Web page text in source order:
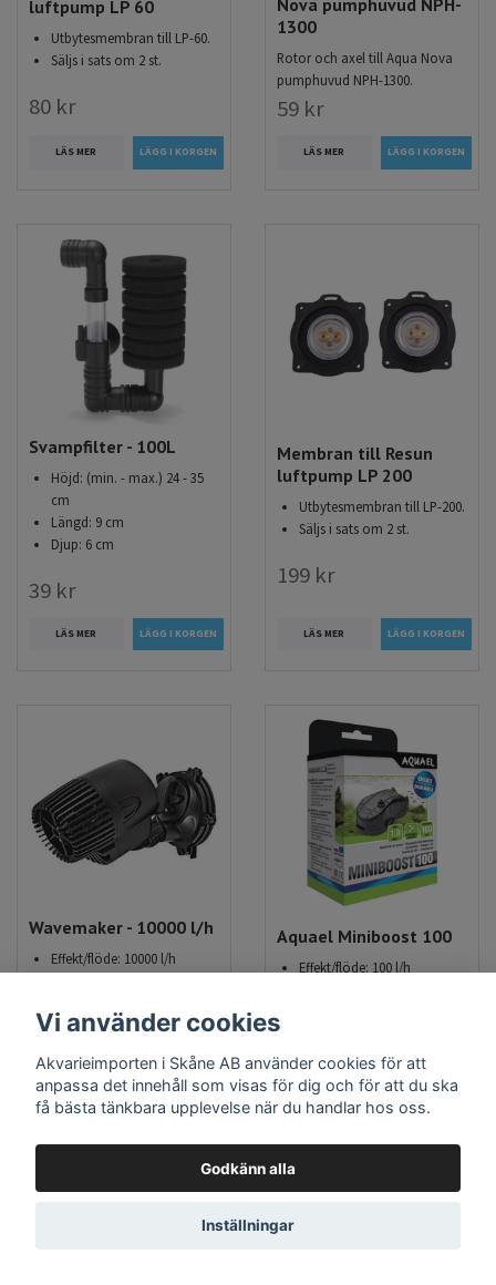
luftpump LP 60
Utbytesmembran till LP-60.
Säljs i sats om 2 st.
80 kr
LÄS MER
Nova pumphuvud NPH-
1300
Rotor och axel till Aqua Nova
pumphuvud NPH-1300.
59 kr
LÄS MER
Svampfilter - 100L
Höjd: (min. - max.) 24 - 35
cm
Längd: 9 cm
Djup: 6 cm
39 kr
LÄS MER
Membran till Resun
luftpump LP 200
Utbytesmembran till LP-200.
Säljs i sats om 2 st.
199 kr
LÄS MER
Wavemaker - 10000 l/h
Effekt/flöde: 10000 l/h
Slut i lager
Aquael Miniboost 100
Effekt/flöde: 100 l/h
129 kr
Vi använder cookies
Akvarieimporten i Skåne AB använder cookies för att
anpassa det innehåll som visas för dig och för att du ska
få bästa tänkbara upplevelse när du handlar hos oss.
Godkänn alla
Inställningar